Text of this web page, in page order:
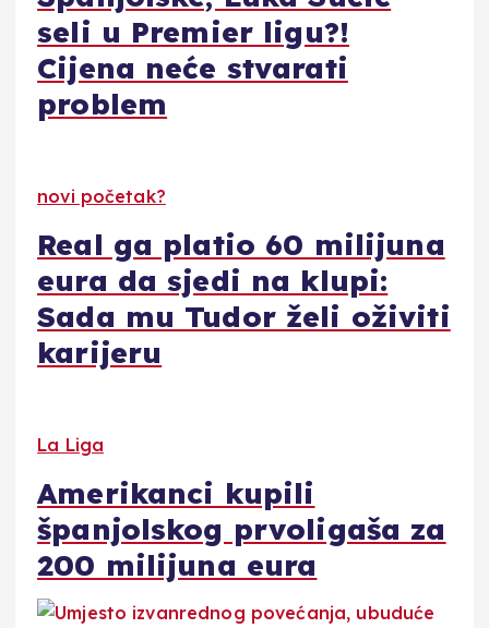
seli u Premier ligu?!
Cijena neće stvarati
problem
novi početak?
Real ga platio 60 milijuna
eura da sjedi na klupi:
Sada mu Tudor želi oživiti
karijeru
La Liga
Amerikanci kupili
španjolskog prvoligaša za
200 milijuna eura